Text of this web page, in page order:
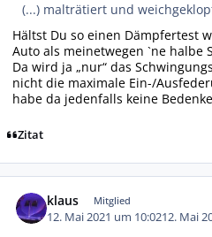
(...) malträtiert und
Hältst Du so einen Dämpfertest
Auto als meinetwegen `ne halbe
Da wird ja „nur“ das
nicht die maximale Ein-/
habe da jedenfalls keine
Zitat
klaus Mitglied
12. Mai 2021 um 10:0212. Mai